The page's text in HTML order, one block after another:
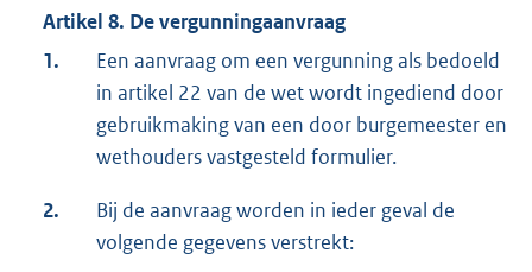
Artikel 8. De vergunningaanvraag
1.
Een aanvraag om een vergunning als bedoeld
in artikel 22 van de wet wordt ingediend door
gebruikmaking van een door burgemeester en
wethouders vastgesteld formulier.
2.
Bij de aanvraag worden in ieder geval de
volgende gegevens verstrekt: